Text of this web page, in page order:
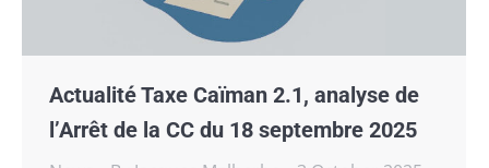
Actualité Taxe Caïman 2.1, analyse de
l’Arrêt de la CC du 18 septembre 2025